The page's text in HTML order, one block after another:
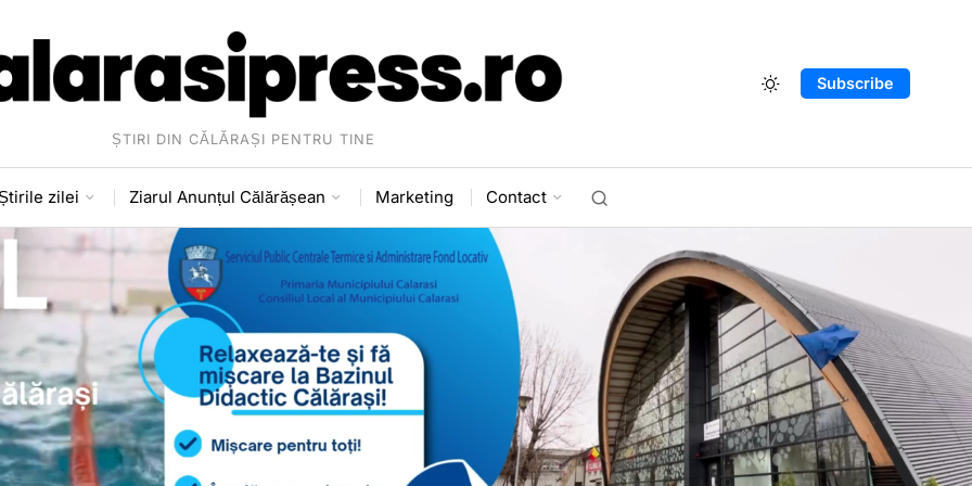
ȘTIRI DIN CĂLĂRAȘI PENTRU TINE
Subscribe
zilei Ziarul Anunțul Călărășean Marketing Contact